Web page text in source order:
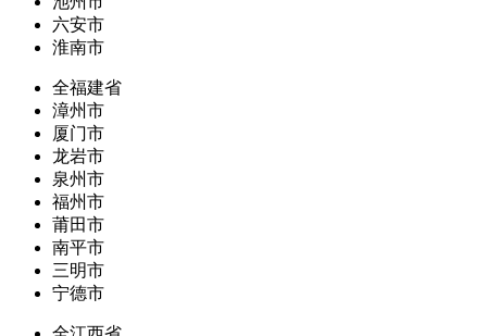
六安市
淮南市
全福建省
漳州市
厦门市
龙岩市
泉州市
福州市
莆田市
南平市
三明市
宁德市